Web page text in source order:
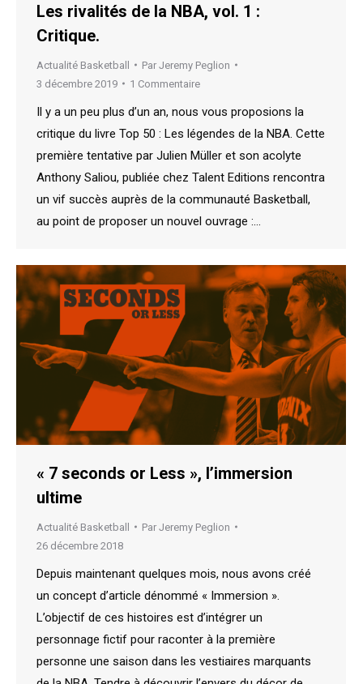
Les rivalités de la NBA, vol. 1 :
Critique.
Actualité Basketball Par Jeremy Peglion
3 décembre 2019
1 Commentaire
Il y a un peu plus d’un an, nous vous proposions la
critique du livre Top 50 : Les légendes de la NBA. Cette
première tentative par Julien Müller et son acolyte
Anthony Saliou, publiée chez Talent Editions rencontra
un vif succès auprès de la communauté Basketball,
au point de proposer un nouvel ouvrage :…
« 7 seconds or Less », l’immersion
ultime
Actualité Basketball Par Jeremy Peglion
26 décembre 2018
Depuis maintenant quelques mois, nous avons créé
un concept d’article dénommé « Immersion ».
L’objectif de ces histoires est d’intégrer un
personnage fictif pour raconter à la première
personne une saison dans les vestiaires marquants